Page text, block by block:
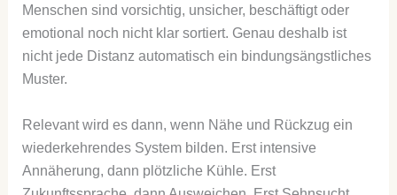
Menschen sind vorsichtig, unsicher, beschäftigt oder
emotional noch nicht klar sortiert. Genau deshalb ist
nicht jede Distanz automatisch ein bindungsängstliches
Muster.
Relevant wird es dann, wenn Nähe und Rückzug ein
wiederkehrendes System bilden. Erst intensive
Annäherung, dann plötzliche Kühle. Erst